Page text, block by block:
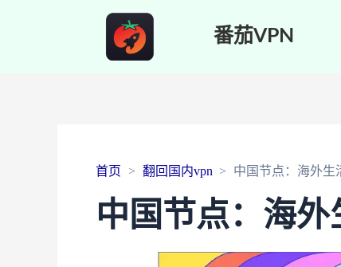
番茄VPN
首页 翻回国内vpn 中国节点：海外生
中国节点：海